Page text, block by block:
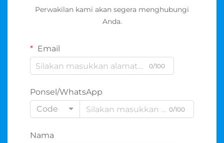
Perwakilan kami akan segera menghubungi
Anda.
Email
0/100
Ponsel/WhatsApp
Code
0/100
Nama